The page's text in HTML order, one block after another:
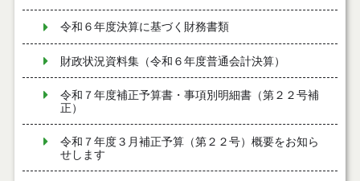
令和６年度決算に基づく財務書類
財政状況資料集（令和６年度普通会計決算）
令和７年度補正予算書・事項別明細書（第２２号補
正）
令和７年度３月補正予算（第２２号）概要をお知ら
せします